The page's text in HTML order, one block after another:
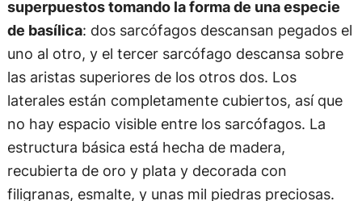
superpuestos tomando la forma de una especie
de basílica: dos sarcófagos descansan pegados el
uno al otro, y el tercer sarcófago descansa sobre
las aristas superiores de los otros dos. Los
laterales están completamente cubiertos, así que
no hay espacio visible entre los sarcófagos. La
estructura básica está hecha de madera,
recubierta de oro y plata y decorada con
filigranas, esmalte, y unas mil piedras preciosas.